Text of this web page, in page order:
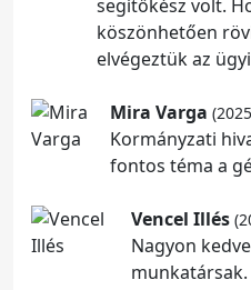
segítőkész volt.
köszönhetően
elvégeztük az
Mira Varga
Kormányzati
fontos téma a
Vencel Illés
Nagyon
munkatársak.